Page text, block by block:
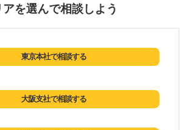
を選んで相談しよう
東京本社で相談する
大阪支社で相談する